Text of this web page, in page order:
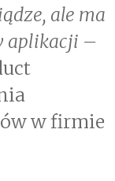
ale ma
aplikacji –
w firmie